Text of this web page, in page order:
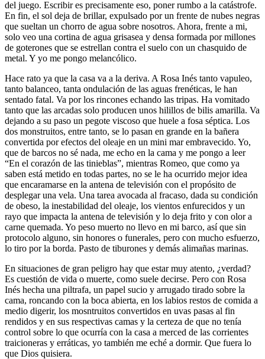
del juego. Escribir es precisamente eso, poner rumbo a la catástrofe.
En fin, el sol deja de brillar, expulsado por un frente de nubes negras
que sueltan un chorro de agua sobre nosotros. Ahora, frente a mi,
solo veo una cortina de agua grisasea y densa formada por millones
de goterones que se estrellan contra el suelo con un chasquido de
metal. Y yo me pongo melancólico.
Hace rato ya que la casa va a la deriva. A Rosa Inés tanto vapuleo,
tanto balanceo, tanta ondulación de las aguas frenéticas, le han
sentado fatal. Va por los rincones echando las tripas. Ha vomitado
tanto que las arcadas solo producen unos hilillos de bilis amarilla. Va
dejando a su paso un pegote viscoso que huele a fosa séptica. Los
dos monstruitos, entre tanto, se lo pasan en grande en la bañera
convertida por efectos del oleaje en un mini mar embravecido. Yo,
que de barcos no sé nada, me echo en la cama y me pongo a leer
“En el corazón de las tinieblas”, mientras Romeo, que como ya
saben está metido en todas partes, no se le ha ocurrido mejor idea
que encaramarse en la antena de televisión con el propósito de
desplegar una vela. Una tarea avocada al fracaso, dada su condición
de obeso, la inestabilidad del oleaje, los vientos enfurecidos y un
rayo que impacta la antena de televisión y lo deja frito y con olor a
carne quemada. Yo peso muerto no llevo en mi barco, así que sin
protocolo alguno, sin honores o funerales, pero con mucho esfuerzo,
lo tiro por la borda. Pasto de tiburones y demás alimañas marinas.
En situaciones de gran peligro hay que estar muy atento, ¿verdad?
Es cuestión de vida o muerte, como suele decirse. Pero con Rosa
Inés hecha una piltrafa, un papel sucio y arrugado tirado sobre la
cama, roncando con la boca abierta, en los labios restos de comida a
medio digerir, los mosntruitos convertidos en uvas pasas al fin
rendidos y en sus respectivas camas y la certeza de que no tenía
control sobre lo que ocurría con la casa a merced de las corrientes
traicioneras y erráticas, yo también me eché a dormir. Que fuera lo
que Dios quisiera.